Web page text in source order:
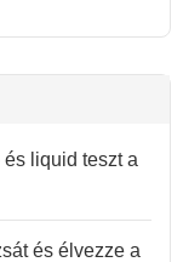
liquid teszt a
és élvezze a